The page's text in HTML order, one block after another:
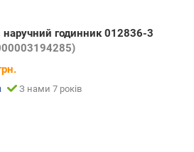
наручний годинник 012836-3
З нами 7 років